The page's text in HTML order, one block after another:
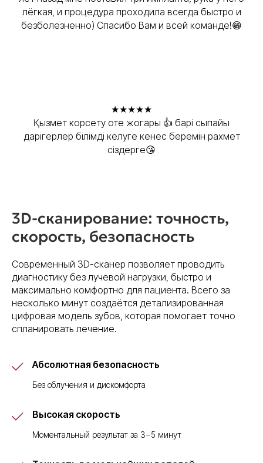
лёгкая, и процедура проходила всегда быстро и
безболезненно) Спасибо Вам и всей команде!😁
★★★★★
Қызмет корсету оте жогары 👍 барі сыпайы
дарігерлер білімді келуге кенес беремін рахмет
сіздерге😘
3D-сканирование: точность,
скорость, безопасность
Современный 3D-сканер позволяет проводить
диагностику без лучевой нагрузки, быстро и
максимально комфортно для пациента. Всего за
несколько минут создаётся детализированная
цифровая модель зубов, которая помогает точно
спланировать лечение.
Абсолютная безопасность
Без облучения и дискомфорта
Высокая скорость
Моментальный результат за 3−5 минут